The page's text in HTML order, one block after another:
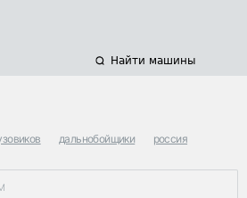
Найти машины
дальнобойщики россия